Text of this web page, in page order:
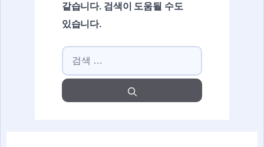
같습니다. 검색이 도움될 수도
있습니다.
검색: